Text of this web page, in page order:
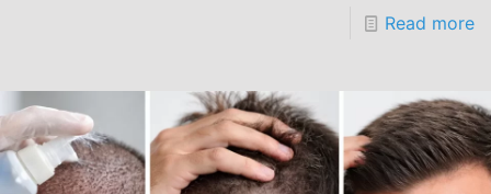
Read more